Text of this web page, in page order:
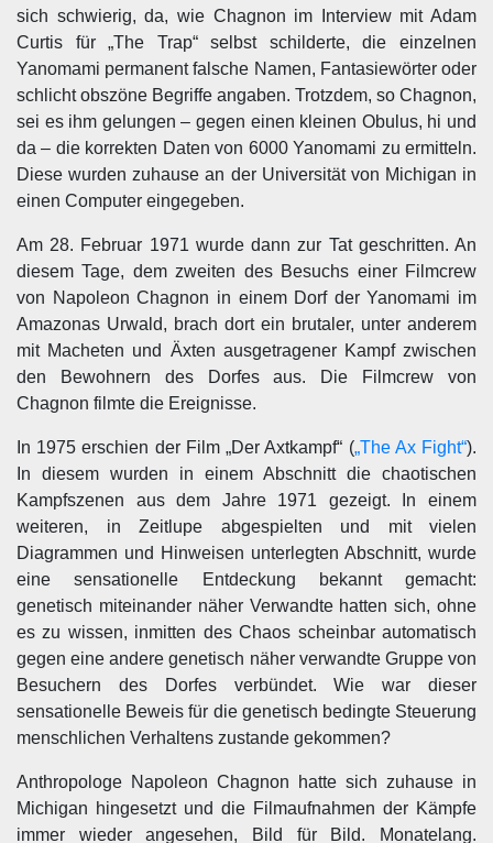
sich schwierig, da, wie Chagnon im Interview mit Adam
Curtis für „The Trap“ selbst schilderte, die einzelnen
Yanomami permanent falsche Namen, Fantasiewörter oder
schlicht obszöne Begriffe angaben. Trotzdem, so Chagnon,
sei es ihm gelungen – gegen einen kleinen Obulus, hi und
da – die korrekten Daten von 6000 Yanomami zu ermitteln.
Diese wurden zuhause an der Universität von Michigan in
einen Computer eingegeben.
Am 28. Februar 1971 wurde dann zur Tat geschritten. An
diesem Tage, dem zweiten des Besuchs einer Filmcrew
von Napoleon Chagnon in einem Dorf der Yanomami im
Amazonas Urwald, brach dort ein brutaler, unter anderem
mit Macheten und Äxten ausgetragener Kampf zwischen
den Bewohnern des Dorfes aus. Die Filmcrew von
Chagnon filmte die Ereignisse.
In 1975 erschien der Film „Der Axtkampf“ („The Ax Fight“).
In diesem wurden in einem Abschnitt die chaotischen
Kampfszenen aus dem Jahre 1971 gezeigt. In einem
weiteren, in Zeitlupe abgespielten und mit vielen
Diagrammen und Hinweisen unterlegten Abschnitt, wurde
eine sensationelle Entdeckung bekannt gemacht:
genetisch miteinander näher Verwandte hatten sich, ohne
es zu wissen, inmitten des Chaos scheinbar automatisch
gegen eine andere genetisch näher verwandte Gruppe von
Besuchern des Dorfes verbündet. Wie war dieser
sensationelle Beweis für die genetisch bedingte Steuerung
menschlichen Verhaltens zustande gekommen?
Anthropologe Napoleon Chagnon hatte sich zuhause in
Michigan hingesetzt und die Filmaufnahmen der Kämpfe
immer wieder angesehen, Bild für Bild. Monatelang.